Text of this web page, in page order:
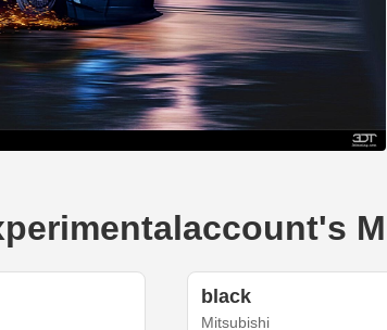
black
Mitsubishi